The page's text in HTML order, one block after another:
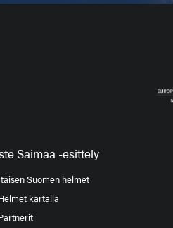
Saimaa -esittely
Suomen helmet
kartalla